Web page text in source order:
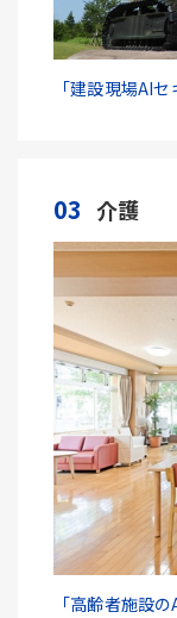
「建設現場AI
03 介護
「高齢者施設